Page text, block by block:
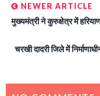
NEWER ARTICLE
मुख्यमंत्री ने कुरुक्षेत्र में
चरखी दादरी जिले में